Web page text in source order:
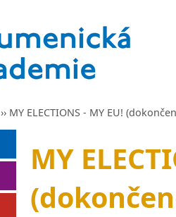
›› MY ELECTIONS - MY EU!
MY